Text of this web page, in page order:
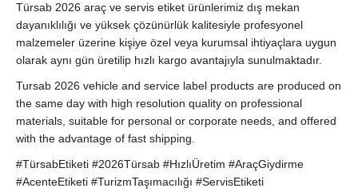
Türsab 2026 araç ve servis etiket ürünlerimiz dış mekan
dayanıklılığı ve yüksek çözünürlük kalitesiyle profesyonel
malzemeler üzerine kişiye özel veya kurumsal ihtiyaçlara uygun
olarak aynı gün üretilip hızlı kargo avantajıyla sunulmaktadır.
Tursab 2026 vehicle and service label products are produced on
the same day with high resolution quality on professional
materials, suitable for personal or corporate needs, and offered
with the advantage of fast shipping.
#TürsabEtiketi #2026Türsab #HızlıÜretim #AraçGiydirme
#AcenteEtiketi #TurizmTaşımacılığı #ServisEtiketi